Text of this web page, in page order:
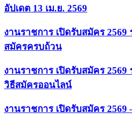
อัปเดต 13 เม.ย. 2569
งานราชการ เปิดรับสมัคร
สมัครครบถ้วน
งานราชการ เปิดรับสมัคร
วิธีสมัครออนไลน์
งานราชการ เปิดรับสมัคร